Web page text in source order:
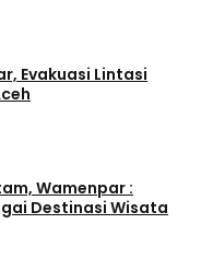
Evakuasi Lintasi
Wamenpar :
Destinasi Wisata